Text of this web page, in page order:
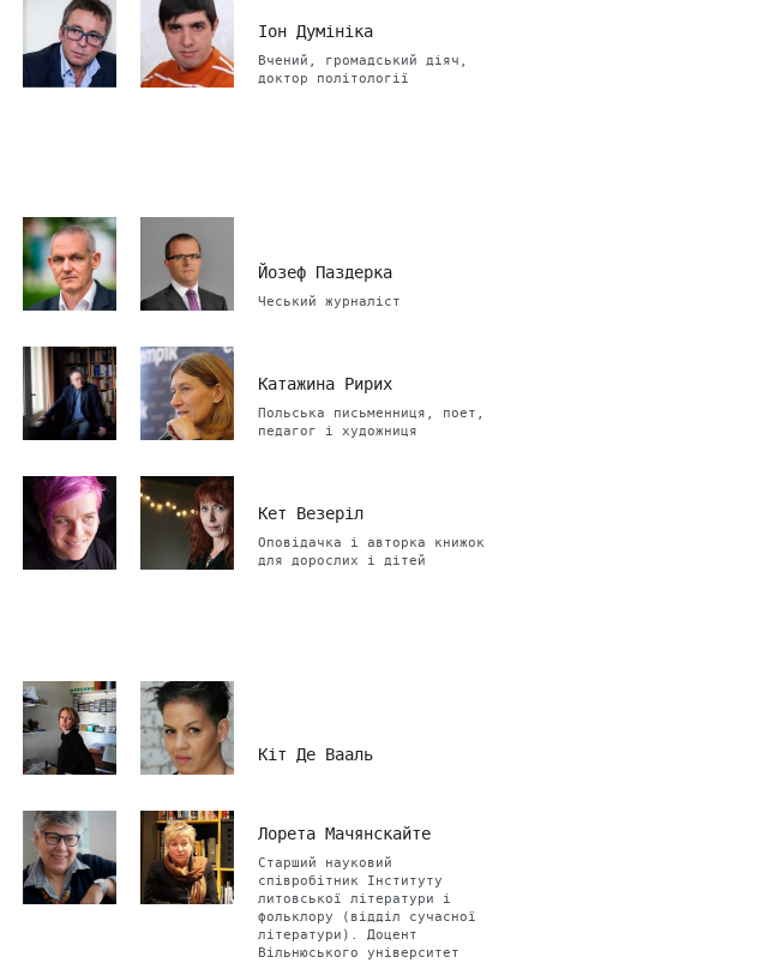
Іон Думініка
Вчений, громадський діяч,
доктор політології
Йозеф Паздерка
Чеський журналіст
Катажина Ририх
Польська письменниця, поет,
педагог і художниця
Кет Везеріл
Оповідачка і авторка книжок
для дорослих і дітей
Кіт Де Вааль
Лорета Мачянскайте
Старший науковий
співробітник Інституту
литовської літератури і
фольклору (відділ сучасної
літератури). Доцент
Вільнюського університет